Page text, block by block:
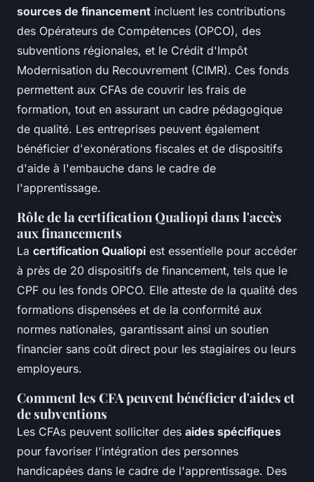
sources de financement incluent les contributions
des Opérateurs de Compétences (OPCO), des
subventions régionales, et le Crédit d'Impôt
Modernisation du Recouvrement (CIMR). Ces fonds
permettent aux CFAs de couvrir les frais de
formation, tout en assurant un cadre pédagogique
de qualité. Les entreprises peuvent également
bénéficier d'exonérations fiscales et de dispositifs
d'aide à l'embauche dans le cadre de
l'apprentissage.
Rôle de la certification Qualiopi dans l'accès
aux financements
La certification Qualiopi est essentielle pour accéder
à près de 20 dispositifs de financement, tels que le
CPF ou les fonds OPCO. Elle atteste de la qualité des
formations dispensées et de la conformité aux
normes nationales, garantissant ainsi un soutien
financier sans coût direct pour les stagiaires ou leurs
employeurs.
Comment les CFA peuvent bénéficier d'aides et
de subventions
Les CFAs peuvent solliciter des aides spécifiques
pour favoriser l'intégration des personnes
handicapées dans le cadre de l'apprentissage. Des